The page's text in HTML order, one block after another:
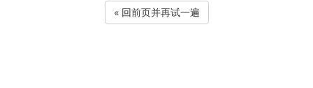
« 回前页并再试一遍